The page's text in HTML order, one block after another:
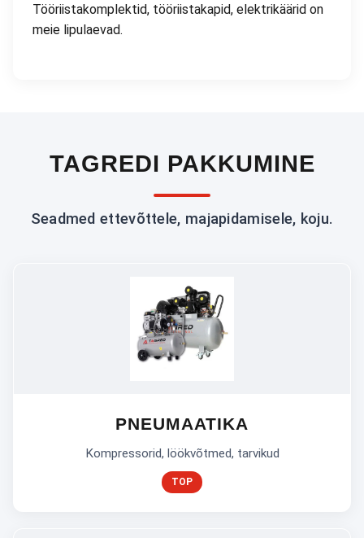
Tööriistakomplektid, tööriistakapid, elektrikäärid on
meie lipulaevad.
TAGREDI PAKKUMINE
Seadmed ettevõttele, majapidamisele, koju.
PNEUMAATIKA
Kompressorid, löökvõtmed, tarvikud
TOP